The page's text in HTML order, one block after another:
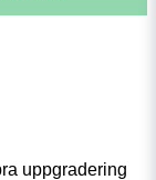
uppgradering